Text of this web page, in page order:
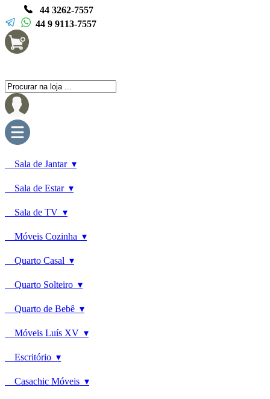
44 3262-7557
44 9 9113-7557
Sala de Jantar ▾
Sala de Estar ▾
Sala de TV ▾
Móveis Cozinha ▾
Quarto Casal ▾
Quarto Solteiro ▾
Quarto de Bebê ▾
Móveis Luís XV ▾
Escritório ▾
Casachic Móveis ▾